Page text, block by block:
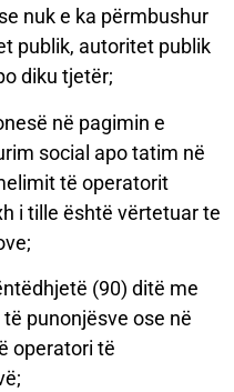
nuk e ka përmbushur
publik, autoritet publik
diku tjetër;
në pagimin e
social apo tatim në
të operatorit
i tille është vërtetuar te
(90) ditë me
punonjësve ose në
operatori të